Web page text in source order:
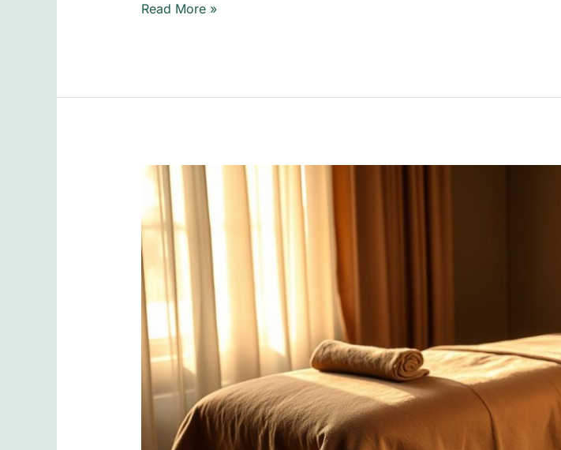
Read More »
Rüya
Masaj
Teknikleri:
Evde
Uygulama
Rehberi